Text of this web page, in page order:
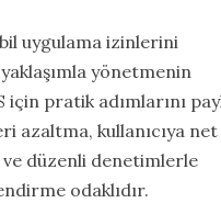
uygulama izinlerini
yönetmenin
için pratik adımlarını
azaltma, kullanıcıya net
düzenli denetimlerle
odaklıdır.